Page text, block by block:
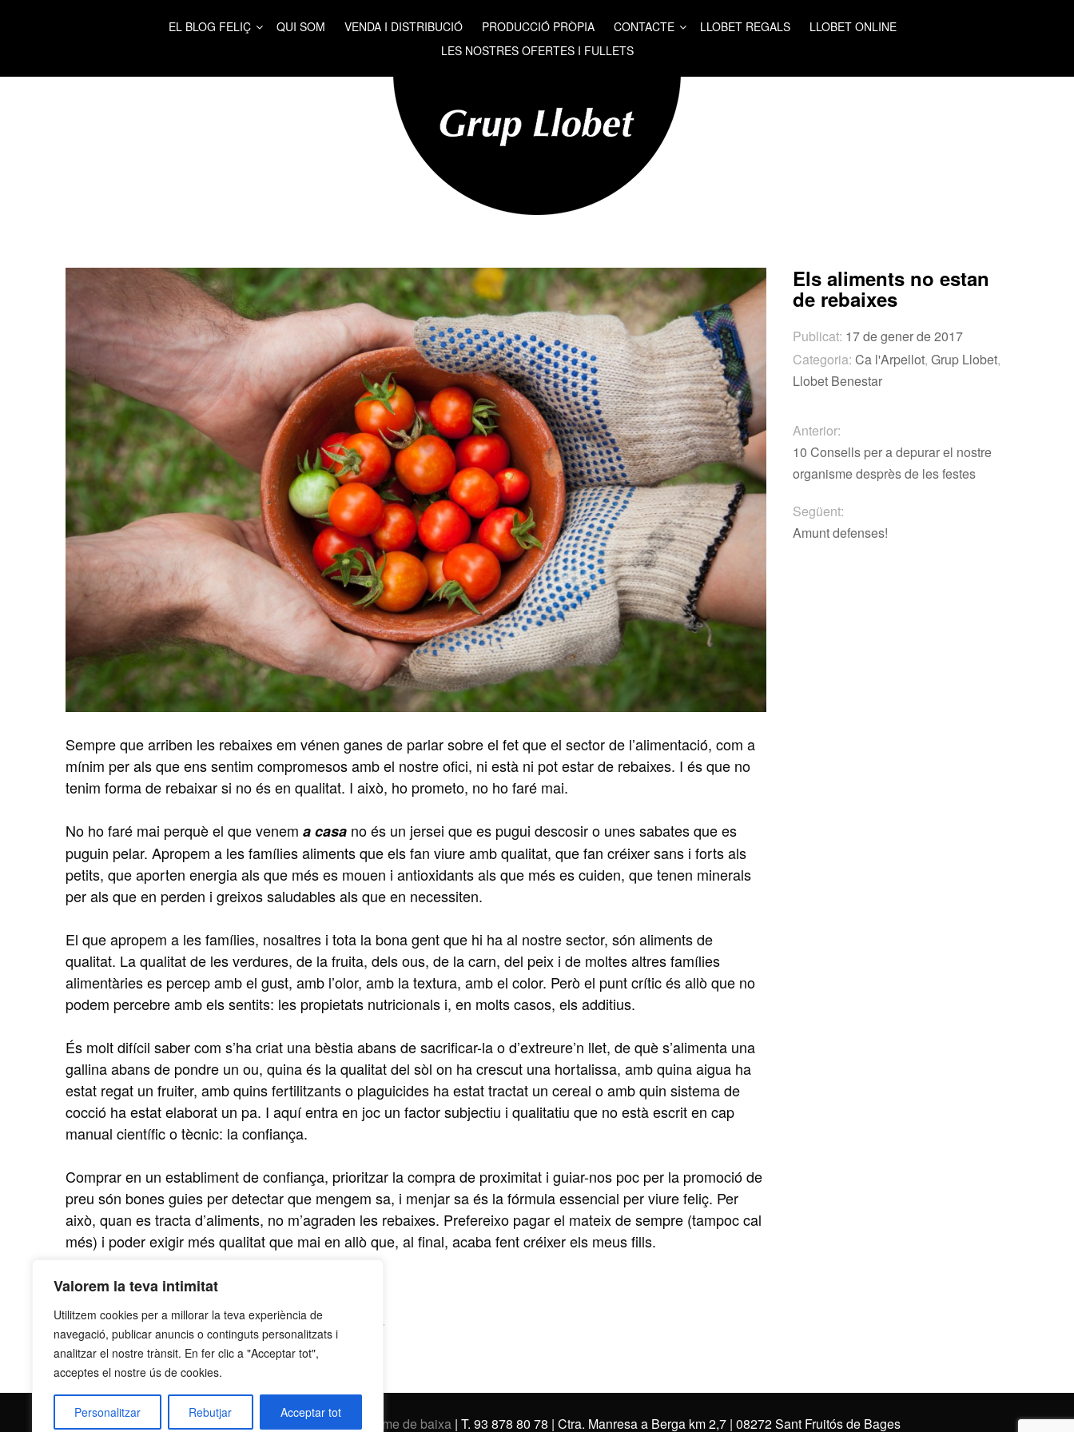
Valorem la teva intimitat
Utilitzem cookies per a millorar la teva experiència de
navegació, publicar anuncis o continguts personalitzats i
analitzar el nostre trànsit. En fer clic a "Acceptar tot",
acceptes el nostre ús de cookies.
Personalitzar Rebutjar Acceptar tot
EL BLOG FELIÇ QUI SOM VENDA I DISTRIBUCIÓ PRODUCCIÓ PRÒPIA CONTACTE LLOBET REGALS
LLOBET ONLINE
LES NOSTRES OFERTES I FULLETS
Sempre que arriben les rebaixes em vénen ganes de parlar sobre el fet que el sector de l’alimentació, com a
mínim per als que ens sentim compromesos amb el nostre ofici, ni està ni pot estar de rebaixes. I és que no
tenim forma de rebaixar si no és en qualitat. I això, ho prometo, no ho faré mai.
No ho faré mai perquè el que venem a casa no és un jersei que es pugui descosir o unes sabates que es
puguin pelar. Apropem a les famílies aliments que els fan viure amb qualitat, que fan créixer sans i forts als
petits, que aporten energia als que més es mouen i antioxidants als que més es cuiden, que tenen minerals
per als que en perden i greixos saludables als que en necessiten.
El que apropem a les famílies, nosaltres i tota la bona gent que hi ha al nostre sector, són aliments de
qualitat. La qualitat de les verdures, de la fruita, dels ous, de la carn, del peix i de moltes altres famílies
alimentàries es percep amb el gust, amb l’olor, amb la textura, amb el color. Però el punt crític és allò que no
podem percebre amb els sentits: les propietats nutricionals i, en molts casos, els additius.
És molt difícil saber com s’ha criat una bèstia abans de sacrificar-la o d’extreure’n llet, de què s’alimenta una
gallina abans de pondre un ou, quina és la qualitat del sòl on ha crescut una hortalissa, amb quina aigua ha
estat regat un fruiter, amb quins fertilitzants o plaguicides ha estat tractat un cereal o amb quin sistema de
cocció ha estat elaborat un pa. I aquí entra en joc un factor subjectiu i qualitatiu que no està escrit en cap
manual científic o tècnic: la confiança.
Comprar en un establiment de confiança, prioritzar la compra de proximitat i guiar-nos poc per la promoció de
preu són bones guies per detectar que mengem sa, i menjar sa és la fórmula essencial per viure feliç. Per
això, quan es tracta d’aliments, no m’agraden les rebaixes. Prefereixo pagar el mateix de sempre (tampoc cal
més) i poder exigir més qualitat que mai en allò que, al final, acaba fent créixer els meus fills.
Ignasi Llobet, Director General de Grup Llobet
Article publicat al Regió 7, el 15 de gener de 2017
Els aliments no estan
de rebaixes
Publicat: 17 de gener de 2017
Categoria:Ca l'Arpellot,Grup Llobet,
Llobet Benestar
Anterior:
10 Consells per a depurar el nostre
organisme desprès de les festes
Següent:
Amunt defenses!
contacte@grupllobet.com|Política de privacitat Donar-me de baixa | T. 93 878 80 78 | Ctra. Manresa a Berga km 2,7 | 08272 Sant Fruitós de Bages